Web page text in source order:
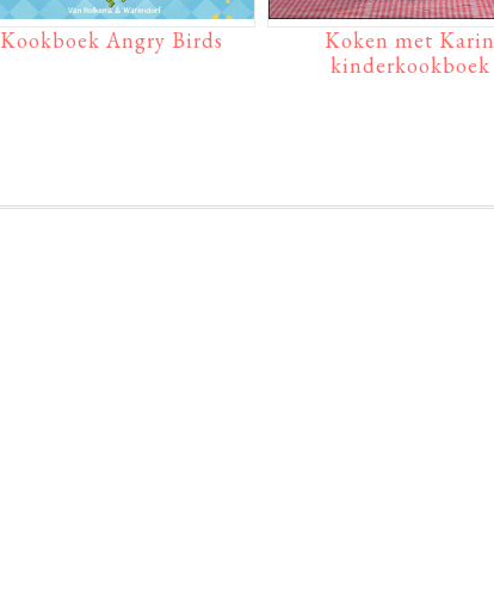
Kookboek Angry Birds
Koken met Karin
kinderkookboek